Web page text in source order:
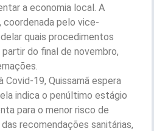
a economia local. A
coordenada pelo vice-
quais procedimentos
do final de novembro,
19, Quissamã espera
indica o penúltimo estágio
para o menor risco de
recomendações sanitárias,